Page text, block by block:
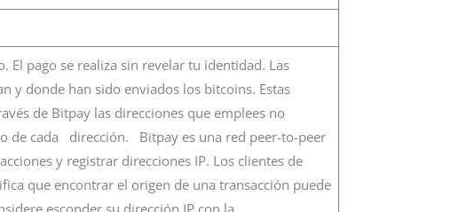
pago se realiza sin revelar tu identidad. Las
y donde han sido enviados los bitcoins. Estas
de Bitpay las direcciones que emplees no
de cada dirección. Bitpay es una red peer-to-peer
y registrar direcciones IP. Los clientes de
que encontrar el origen de una transacción puede
esconder su dirección IP con la